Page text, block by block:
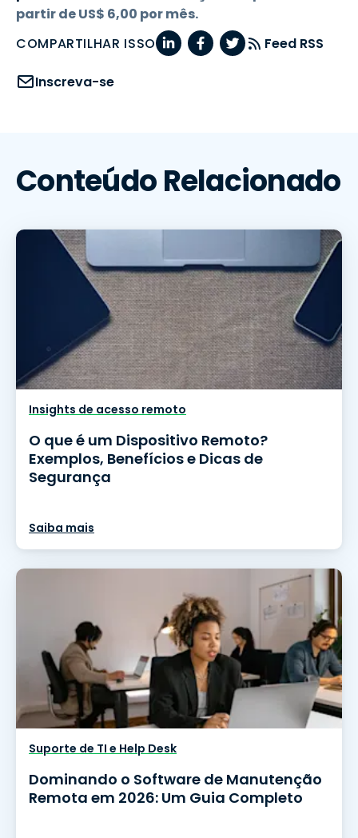
partir deUS$ 6,00 por mês.
COMPARTILHAR ISSO
Feed RSS
Inscreva-se
Conteúdo Relacionado
Insights de acesso remoto
O que é um Dispositivo Remoto?
Exemplos, Benefícios e Dicas de
Segurança
Saiba mais
Suporte de TI e Help Desk
Dominando o Software de Manutenção
Remota em 2026: Um Guia Completo